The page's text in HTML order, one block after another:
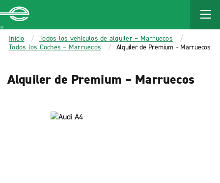
MAIN
CONTENT
Enterprise
Inicio
Todos los vehículos de alquiler – Marruecos
Todos los Coches – Marruecos
Alquiler de Premium – Marruecos
Alquiler de Premium – Marruecos